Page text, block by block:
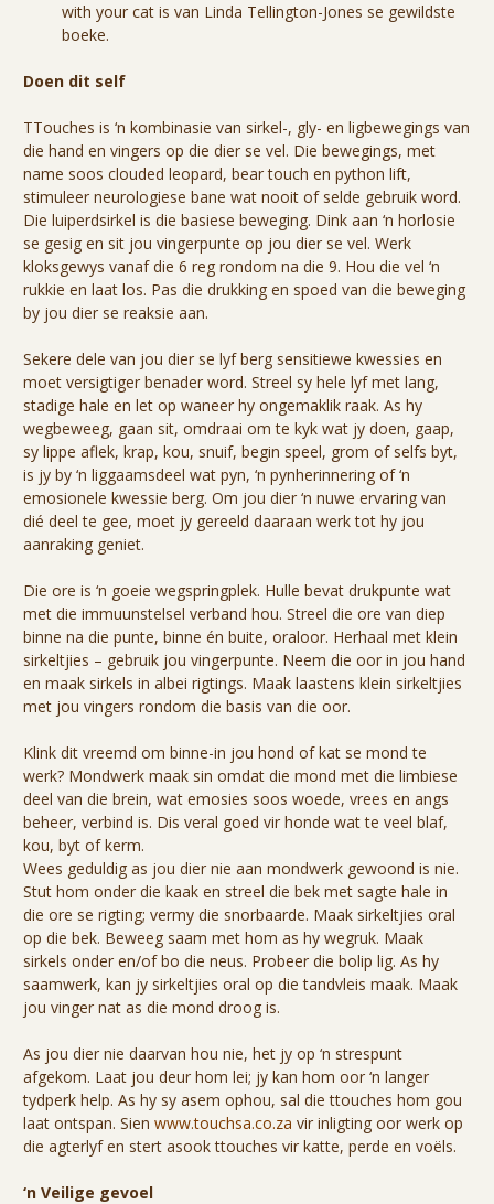
with your cat is van Linda Tellington-Jones se gewildste
boeke.
Doen dit self
TTouches is ‘n kombinasie van sirkel-, gly- en ligbewegings van
die hand en vingers op die dier se vel. Die bewegings, met
name soos clouded leopard, bear touch en python lift,
stimuleer neurologiese bane wat nooit of selde gebruik word.
Die luiperdsirkel is die basiese beweging. Dink aan ‘n horlosie
se gesig en sit jou vingerpunte op jou dier se vel. Werk
kloksgewys vanaf die 6 reg rondom na die 9. Hou die vel ‘n
rukkie en laat los. Pas die drukking en spoed van die beweging
by jou dier se reaksie aan.
Sekere dele van jou dier se lyf berg sensitiewe kwessies en
moet versigtiger benader word. Streel sy hele lyf met lang,
stadige hale en let op waneer hy ongemaklik raak. As hy
wegbeweeg, gaan sit, omdraai om te kyk wat jy doen, gaap,
sy lippe aflek, krap, kou, snuif, begin speel, grom of selfs byt,
is jy by ‘n liggaamsdeel wat pyn, ‘n pynherinnering of ‘n
emosionele kwessie berg. Om jou dier ‘n nuwe ervaring van
dié deel te gee, moet jy gereeld daaraan werk tot hy jou
aanraking geniet.
Die ore is ‘n goeie wegspringplek. Hulle bevat drukpunte wat
met die immuunstelsel verband hou. Streel die ore van diep
binne na die punte, binne én buite, oraloor. Herhaal met klein
sirkeltjies – gebruik jou vingerpunte. Neem die oor in jou hand
en maak sirkels in albei rigtings. Maak laastens klein sirkeltjies
met jou vingers rondom die basis van die oor.
Klink dit vreemd om binne-in jou hond of kat se mond te
werk? Mondwerk maak sin omdat die mond met die limbiese
deel van die brein, wat emosies soos woede, vrees en angs
beheer, verbind is. Dis veral goed vir honde wat te veel blaf,
kou, byt of kerm.
Wees geduldig as jou dier nie aan mondwerk gewoond is nie.
Stut hom onder die kaak en streel die bek met sagte hale in
die ore se rigting; vermy die snorbaarde. Maak sirkeltjies oral
op die bek. Beweeg saam met hom as hy wegruk. Maak
sirkels onder en/of bo die neus. Probeer die bolip lig. As hy
saamwerk, kan jy sirkeltjies oral op die tandvleis maak. Maak
jou vinger nat as die mond droog is.
As jou dier nie daarvan hou nie, het jy op ‘n strespunt
afgekom. Laat jou deur hom lei; jy kan hom oor ‘n langer
tydperk help. As hy sy asem ophou, sal die ttouches hom gou
laat ontspan. Sien www.touchsa.co.za vir inligting oor werk op
die agterlyf en stert asook ttouches vir katte, perde en voëls.
‘n Veilige gevoel